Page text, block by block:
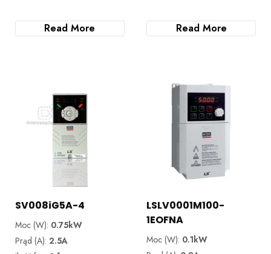
Read More Read More
SV008iG5A-4
Moc (W): 0.75kW
Prąd (A): 2.5A
LSLV0001M100-
1EOFNA
Moc (W): 0.1kW